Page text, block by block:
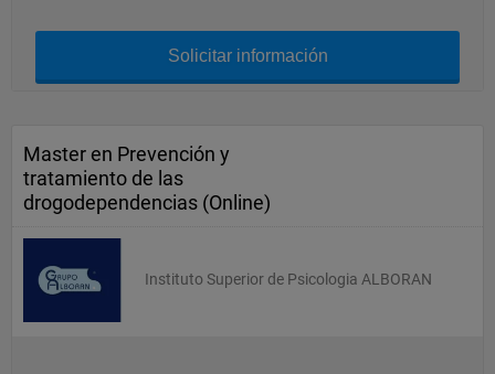
Solicitar información
Master en Prevención y
tratamiento de las
drogodependencias (Online)
Instituto Superior de Psicologia ALBORAN